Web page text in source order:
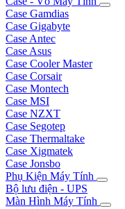
Case Gamdias
Case Gigabyte
Case Antec
Case Asus
Case Cooler Master
Case Corsair
Case Montech
Case MSI
Case NZXT
Case Segotep
Case Thermaltake
Case Xigmatek
Case Jonsbo
Phụ Kiện Máy Tính
Bộ lưu điện - UPS
Màn Hình Máy Tính